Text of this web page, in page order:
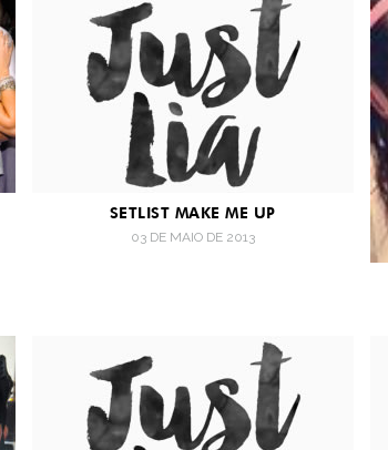
SETLIST MAKE ME UP
03 DE MAIO DE 2013